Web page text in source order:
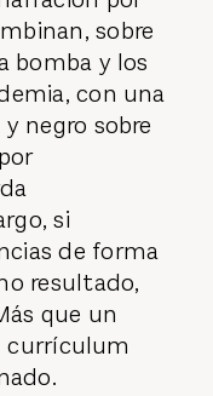
sobre
bomba y los
con una
negro sobre
si
de forma
resultado,
que un
currículum